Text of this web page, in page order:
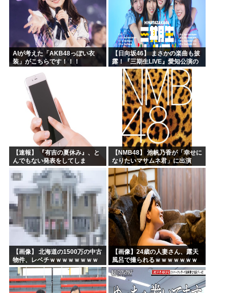
AIが考えた「AKB48っぽい衣
装」がこちらです！！！
【日向坂46】 まさかの楽曲も披
露！『三期生LIVE』愛知公演の
レポがこちら
【速報】 『有吉の夏休み』、と
んでもない発表をしてしま
う！！！！！
【NMB48】 池帆乃香が「幸せに
なりたいマサムネ君」に出演
【画像】 北海道の1500万の中古
物件、レベチｗｗｗｗｗｗｗｗ
ｗｗｗｗｗｗｗｗｗｗｗｗ
【画像】24歳の人妻さん、露天
風呂で撮られるｗｗｗｗｗｗｗ
ｗｗｗｗｗｗｗｗｗｗ